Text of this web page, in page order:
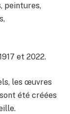
peintures,
et 2022.
les œuvres
été créées